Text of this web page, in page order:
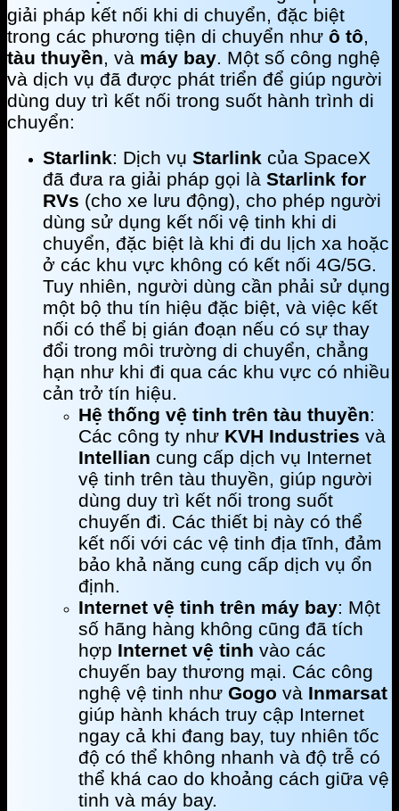
giải pháp kết nối khi di chuyển, đặc biệt
trong các phương tiện di chuyển như ô tô,
tàu thuyền, và máy bay. Một số công nghệ
và dịch vụ đã được phát triển để giúp người
dùng duy trì kết nối trong suốt hành trình di
chuyển:
Starlink: Dịch vụ Starlink của SpaceX
đã đưa ra giải pháp gọi là Starlink for
RVs (cho xe lưu động), cho phép người
dùng sử dụng kết nối vệ tinh khi di
chuyển, đặc biệt là khi đi du lịch xa hoặc
ở các khu vực không có kết nối 4G/5G.
Tuy nhiên, người dùng cần phải sử dụng
một bộ thu tín hiệu đặc biệt, và việc kết
nối có thể bị gián đoạn nếu có sự thay
đổi trong môi trường di chuyển, chẳng
hạn như khi đi qua các khu vực có nhiều
cản trở tín hiệu.
Hệ thống vệ tinh trên tàu thuyền:
Các công ty như KVH Industries và
Intellian cung cấp dịch vụ Internet
vệ tinh trên tàu thuyền, giúp người
dùng duy trì kết nối trong suốt
chuyến đi. Các thiết bị này có thể
kết nối với các vệ tinh địa tĩnh, đảm
bảo khả năng cung cấp dịch vụ ổn
định.
Internet vệ tinh trên máy bay: Một
số hãng hàng không cũng đã tích
hợp Internet vệ tinh vào các
chuyến bay thương mại. Các công
nghệ vệ tinh như Gogo và Inmarsat
giúp hành khách truy cập Internet
ngay cả khi đang bay, tuy nhiên tốc
độ có thể không nhanh và độ trễ có
thể khá cao do khoảng cách giữa vệ
tinh và máy bay.